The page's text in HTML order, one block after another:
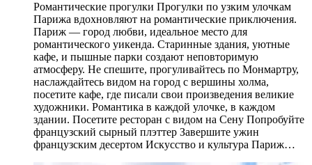
Романтические прогулки Прогулки по узким улочкам
Парижа вдохновляют на романтические приключения.
Париж — город любви, идеальное место для
романтического уикенда. Старинные здания, уютные
кафе, и пышные парки создают неповторимую
атмосферу. Не спешите, прогуливайтесь по Монмартру,
наслаждайтесь видом на город с вершины холма,
посетите кафе, где писали свои произведения великие
художники. Романтика в каждой улочке, в каждом
здании. Посетите ресторан с видом на Сену Попробуйте
французский сырный плэттер Завершите ужин
французским десертом Искусство и культура Париж…